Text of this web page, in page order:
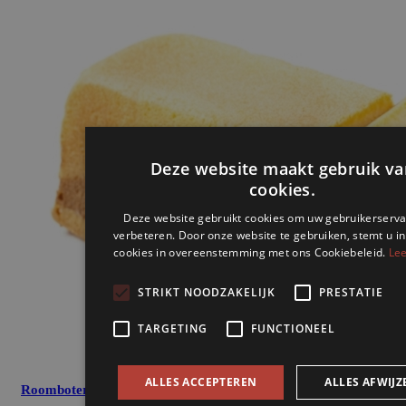
Roombotercake Marmer groot
Deze website maakt gebruik
cookies.
Deze website gebruikt cookies om uw
verbeteren. Door onze website te gebruiken, stemt u
cookies in overeenstemming met ons Cookiebeleid.
STRIKT NOODZAKELIJK PRESTATIE
TARGETING FUNCTIONEEL
ALLES ACCEPTEREN ALLES